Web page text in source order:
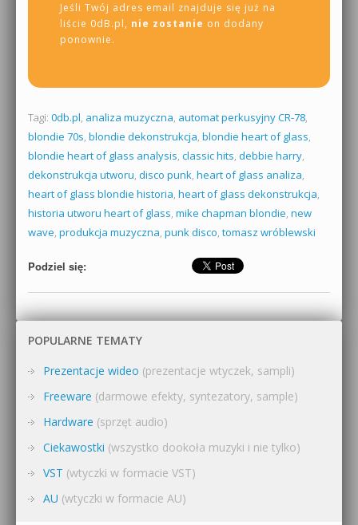
Jeśli Twój adres email znajduje się już na
liście 0dB.pl, nie zostanie on dodany
ponownie.
Tagi: 0db.pl, analiza muzyczna, automat perkusyjny CR-78,
blondie 70s, blondie dekonstrukcja, blondie heart of glass,
blondie heart of glass analysis, classic hits, debbie harry,
dekonstrukcja utworu, disco punk, heart of glass analiza,
heart of glass blondie historia, heart of glass dekonstrukcja,
historia utworu heart of glass, mike chapman blondie, new
wave, produkcja muzyczna, punk disco, tomasz wróblewski
Podziel się:
POPULARNE TEMATY
Prezentacje wideo (prezentacje wtyczek, sampli)
Freeware (darmowe efekty, syntezatory, sample)
Hardware (sprzęt audio)
Ciekawostki (wszystko dookoła muzyki i nie tylko)
VST (wtyczki w formacie VST)
AU (wtyczki w formacie AU)